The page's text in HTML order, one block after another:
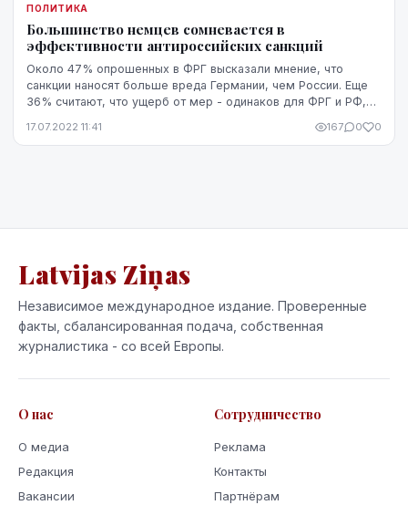
ПОЛИТИКА
Большинство немцев сомневается в
эффективности антироссийских санкций
Около 47% опрошенных в ФРГ высказали мнение, что
санкции наносят больше вреда Германии, чем России. Еще
36% считают, что ущерб от мер - одинаков для ФРГ и РФ,
17.07.2022 11:41 167 0 0
Latvijas Ziņas
Независимое международное издание. Проверенные
факты, сбалансированная подача, собственная
журналистика - со всей Европы.
О нас
О медиа
Редакция
Вакансии
Сотрудничество
Реклама
Контакты
Партнёрам